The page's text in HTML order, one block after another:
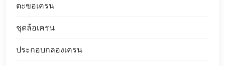
ตะขอเครน
ชุดล้อเครน
ประกอบกลองเครน